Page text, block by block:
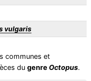
vulgaris
communes et
du genre Octopus.